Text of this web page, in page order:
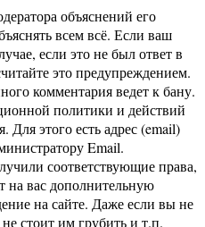
объяснений его
всем всё. Если ваш
если это не был ответ в
это предупреждением.
комментария ведет к бану.
политики и действий
Для этого есть адрес (email)
Email.
соответствующие права,
на вас дополнительную
на сайте. Даже если вы не
стоит им грубить и т.п.